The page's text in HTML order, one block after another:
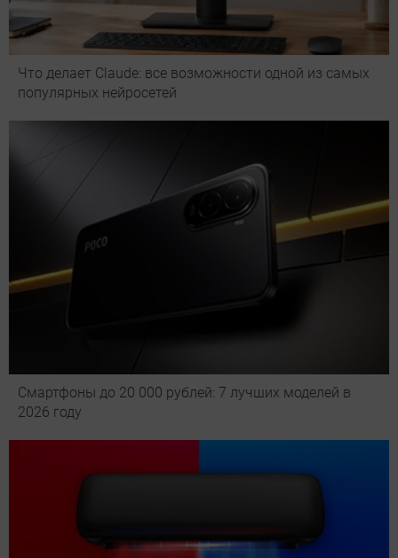
Что делает Сlaude: все возможности одной из самых
популярных нейросетей
Смартфоны до 20 000 рублей: 7 лучших моделей в
2026 году